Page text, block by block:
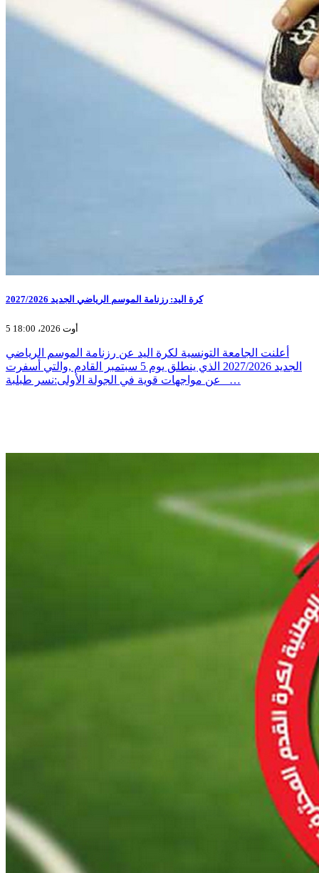
كرة اليد: رزنامة الموسم الرياضي الجديد 2027/2026
5 أوت 2026، 18:00
أعلنت الجامعة التونسية لكرة اليد عن رزنامة الموسم الرياضي
الجديد 2027/2026 الذي ينطلق يوم 5 سبتمبر القادم ,والتي أسفرت
عن مواجهات قوية في الجولة الأولى:نسر طبلبة _…